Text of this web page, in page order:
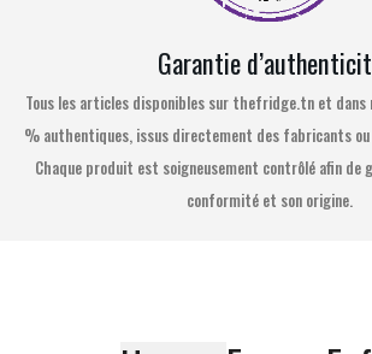
Garantie
Tous les articles disponibles sur thefridge.tn et dans
% authentiques, issus directement des fabricants
Chaque produit est soigneusement contrôlé afin de
conformité et son origine.